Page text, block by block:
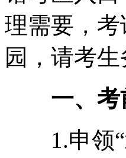
理需要，
园，请考生
一、
1.申领“